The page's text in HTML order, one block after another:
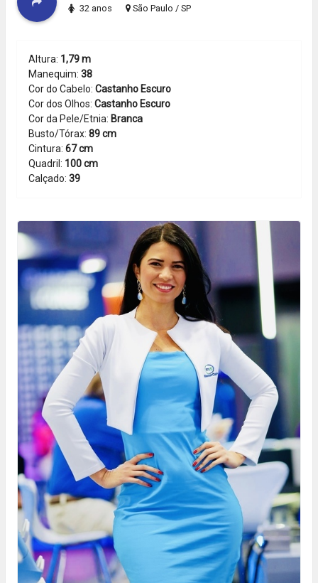
32 anos São Paulo / SP
Altura: 1,79 m
Manequim: 38
Cor do Cabelo: Castanho Escuro
Cor dos Olhos: Castanho Escuro
Cor da Pele/Etnia: Branca
Busto/Tórax: 89 cm
Cintura: 67 cm
Quadril: 100 cm
Calçado: 39